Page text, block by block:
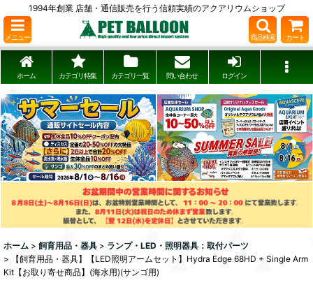
1994年創業 店舗・通信販売を行う信頼実績のアクアリウムショップ
メニュー 商品検索 カート
ホーム カテゴリ特集 カテゴリ一覧 問い合わせ ログイン
ホーム > 飼育用品・器具 > ランプ・LED・照明器具：取付パーツ
>
【飼育用品・器具】【LED照明アームセット】Hydra Edge 68HD + Single Arm
Kit【お取り寄せ商品】(海水用)(サンゴ用)